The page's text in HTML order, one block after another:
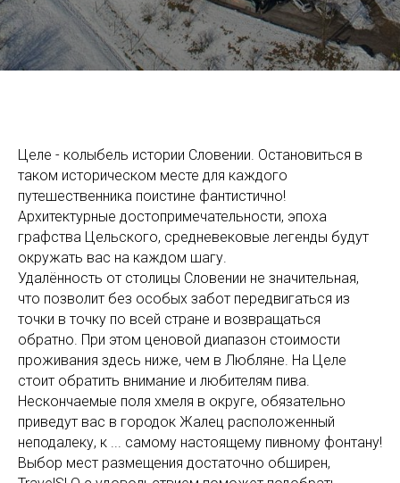
Целе - колыбель истории Словении. Остановиться в
таком историческом месте для каждого
путешественника поистине фантистично!
Архитектурные достопримечательности, эпоха
графства Цельского, средневековые легенды будут
окружать вас на каждом шагу.
Удалённость от столицы Словении не значительная,
что позволит без особых забот передвигаться из
точки в точку по всей стране и возвращаться
обратно. При этом ценовой диапазон стоимости
проживания здесь ниже, чем в Любляне. На Целе
стоит обратить внимание и любителям пива.
Нескончаемые поля хмеля в округе, обязательно
приведут вас в городок Жалец расположенный
неподалеку, к ... самому настоящему пивному фонтану!
Выбор мест размещения достаточно обширен,